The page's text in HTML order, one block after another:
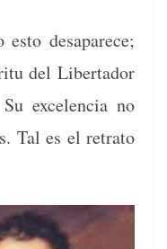
desa­parece;
del Lib­er­ta­dor
exce­len­cia no
Tal es el retra­to